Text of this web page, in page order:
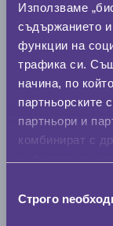
Използваме
съдържанието
функции на
трафика си.
начина, по
партньорските
партньори и
комбинират с
наСтрогоЗимни гуми